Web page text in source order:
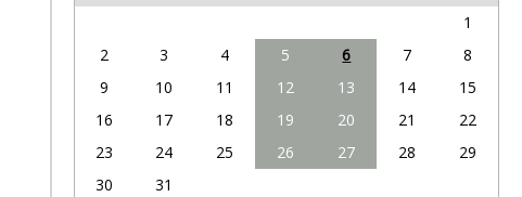
1
2
3 4 5 6 7
8
9
10 11 12 13 14
15
16
17 18 19 20 21
22
23
24 25 26 27 28
29
30
31